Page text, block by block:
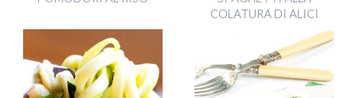
COLATURA DI ALICI